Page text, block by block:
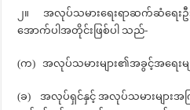
၂။ အလုပ်သမားရေးရာဆက်ဆံရေးဦ
အောက်ပါအတိုင်းဖြစ်ပါ သည်-
(က) အလုပ်သမားများ၏အခွင့်အရေးမ
(ခ) အလုပ်ရှင်နှင့် အလုပ်သမားများအက